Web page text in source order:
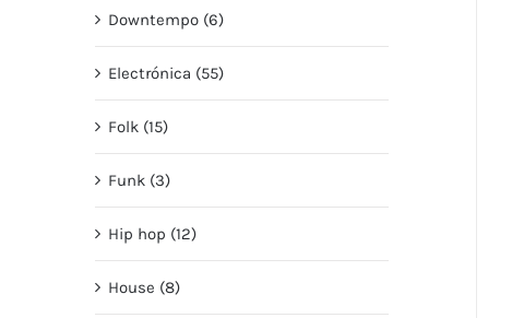
Downtempo (6)
Electrónica (55)
Folk (15)
Funk (3)
Hip hop (12)
House (8)